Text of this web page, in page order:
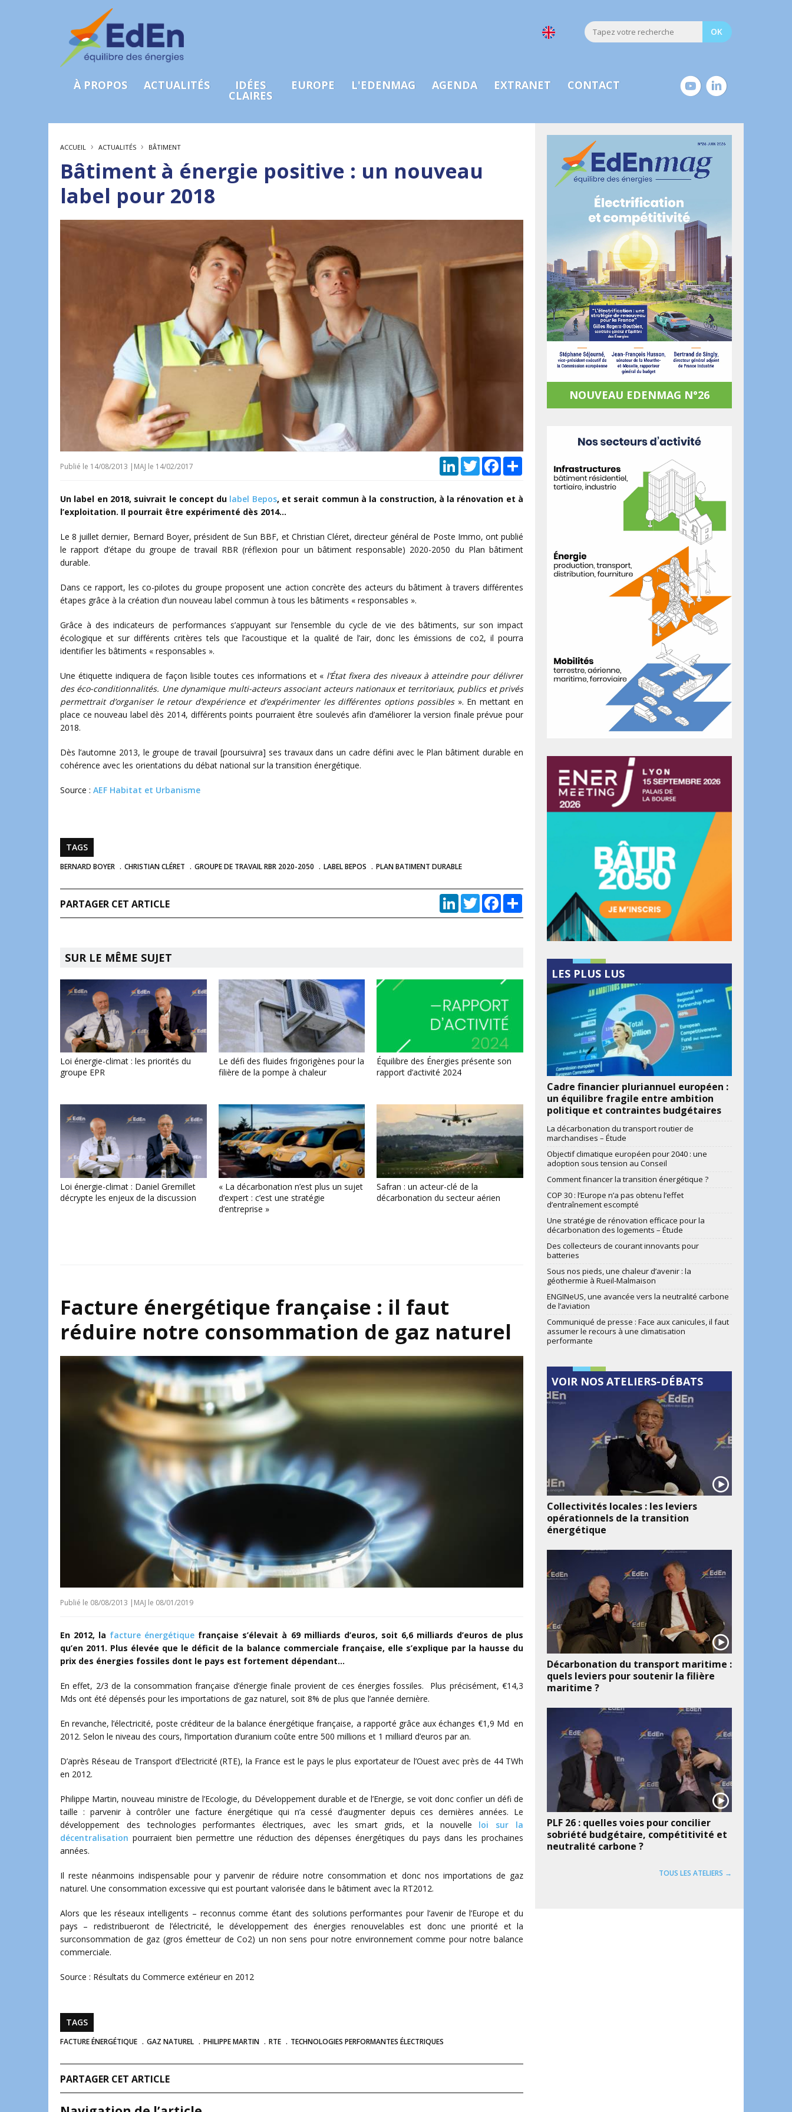
À PROPOS ACTUALITÉS IDÉES
CLAIRES
EUROPE L'EDENMAG AGENDA EXTRANET CONTACT
ACCUEIL › ACTUALITÉS › BÂTIMENT
Bâtiment à énergie positive : un nouveau
label pour 2018
Publié le 14/08/2013 | MAJ le 14/02/2017 LinkedInTwitterFacebook
Un label en 2018, suivrait le concept du label Bepos, et serait commun à la construction, à la rénovation et à
l’exploitation. Il pourrait être expérimenté dès 2014…
Le 8 juillet dernier, Bernard Boyer, président de Sun BBF, et Christian Cléret, directeur général de Poste Immo, ont publié
le rapport d’étape du groupe de travail RBR (réflexion pour un bâtiment responsable) 2020-2050 du Plan bâtiment
durable.
Dans ce rapport, les co-pilotes du groupe proposent une action concrète des acteurs du bâtiment à travers différentes
étapes grâce à la création d’un nouveau label commun à tous les bâtiments « responsables ».
Grâce à des indicateurs de performances s’appuyant sur l’ensemble du cycle de vie des bâtiments, sur son impact
écologique et sur différents critères tels que l’acoustique et la qualité de l’air, donc les émissions de co2, il pourra
identifier les bâtiments « responsables ».
Une étiquette indiquera de façon lisible toutes ces informations et « l’État fixera des niveaux à atteindre pour délivrer
des éco-conditionnalités. Une dynamique multi-acteurs associant acteurs nationaux et territoriaux, publics et privés
permettrait d’organiser le retour d’expérience et d’expérimenter les différentes options possibles». En mettant en
place ce nouveau label dès 2014, différents points pourraient être soulevés afin d’améliorer la version finale prévue pour
2018.
Dès l’automne 2013, le groupe de travail [poursuivra] ses travaux dans un cadre défini avec le Plan bâtiment durable en
cohérence avec les orientations du débat national sur la transition énergétique.
Source : AEF Habitat et Urbanisme
TAGS
BERNARD BOYER CHRISTIAN CLÉRET GROUPE DE TRAVAIL RBR 2020-2050 LABEL BEPOS PLAN BATIMENT DURABLE
PARTAGER CET ARTICLE LinkedInTwitterFacebook
SUR LE MÊME SUJET
Loi énergie-climat : les priorités du
groupe EPR
Le défi des fluides frigorigènes pour la
filière de la pompe à chaleur
Équilibre des Énergies présente son
rapport d’activité 2024
Loi énergie-climat : Daniel Gremillet
décrypte les enjeux de la discussion
« La décarbonation n’est plus un sujet
d’expert : c’est une stratégie
d’entreprise »
Safran : un acteur-clé de la
décarbonation du secteur aérien
Facture énergétique française : il faut
réduire notre consommation de gaz naturel
Publié le 08/08/2013 | MAJ le 08/01/2019
En 2012, la facture énergétique française s’élevait à 69 milliards d’euros, soit 6,6 milliards d’euros de plus
qu’en 2011. Plus élevée que le déficit de la balance commerciale française, elle s’explique par la hausse du
prix des énergies fossiles dont le pays est fortement dépendant…
En effet, 2/3 de la consommation française d’énergie finale provient de ces énergies fossiles. Plus précisément, €14,3
Mds ont été dépensés pour les importations de gaz naturel, soit 8% de plus que l’année dernière.
En revanche, l’électricité, poste créditeur de la balance énergétique française, a rapporté grâce aux échanges €1,9 Md en
2012. Selon le niveau des cours, l’importation d’uranium coûte entre 500 millions et 1 milliard d’euros par an.
D’après Réseau de Transport d’Electricité (RTE), la France est le pays le plus exportateur de l’Ouest avec près de 44 TWh
en 2012.
Philippe Martin, nouveau ministre de l’Ecologie, du Développement durable et de l’Energie, se voit donc confier un défi de
taille : parvenir à contrôler une facture énergétique qui n’a cessé d’augmenter depuis ces dernières années. Le
développement des technologies performantes électriques, avec les smart grids, et la nouvelle loi sur la
décentralisation pourraient bien permettre une réduction des dépenses énergétiques du pays dans les prochaines
années.
Il reste néanmoins indispensable pour y parvenir de réduire notre consommation et donc nos importations de gaz
naturel. Une consommation excessive qui est pourtant valorisée dans le bâtiment avec la RT2012.
Alors que les réseaux intelligents – reconnus comme étant des solutions performantes pour l’avenir de l’Europe et du
pays – redistribueront de l’électricité, le développement des énergies renouvelables est donc une priorité et la
surconsommation de gaz (gros émetteur de Co2) un non sens pour notre environnement comme pour notre balance
commerciale.
Source : Résultats du Commerce extérieur en 2012
TAGS
FACTURE ÉNERGÉTIQUE GAZ NATUREL PHILIPPE MARTIN RTE TECHNOLOGIES PERFORMANTES ÉLECTRIQUES
PARTAGER CET ARTICLE
NOUVEAU EDENMAG N°26
LES PLUS LUS
Cadre financier pluriannuel européen :
un équilibre fragile entre ambition
politique et contraintes budgétaires
La décarbonation du transport routier de
marchandises – Étude
Objectif climatique européen pour 2040 : une
adoption sous tension au Conseil
Comment financer la transition énergétique ?
COP 30 : l’Europe n’a pas obtenu l’effet
d’entraînement escompté
Une stratégie de rénovation efficace pour la
décarbonation des logements – Étude
Des collecteurs de courant innovants pour
batteries
Sous nos pieds, une chaleur d’avenir : la
géothermie à Rueil-Malmaison
ENGINeUS, une avancée vers la neutralité carbone
de l’aviation
Communiqué de presse : Face aux canicules, il faut
assumer le recours à une climatisation
performante
VOIR NOS ATELIERS-DÉBATS
Collectivités locales : les leviers
opérationnels de la transition
énergétique
Décarbonation du transport maritime :
quels leviers pour soutenir la filière
maritime ?
PLF 26 : quelles voies pour concilier
sobriété budgétaire, compétitivité et
neutralité carbone ?
TOUS LES ATELIERS →